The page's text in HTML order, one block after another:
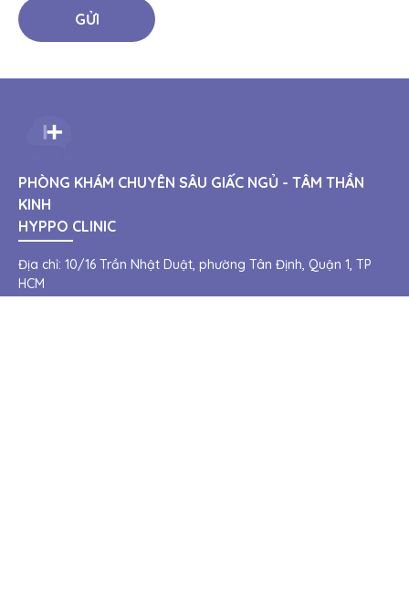
Liên hệ tư vấn
Vui lòng cung cấp thông tin, chúng tôi sẽ liên hệ lại
trong thời gian sớm nhất